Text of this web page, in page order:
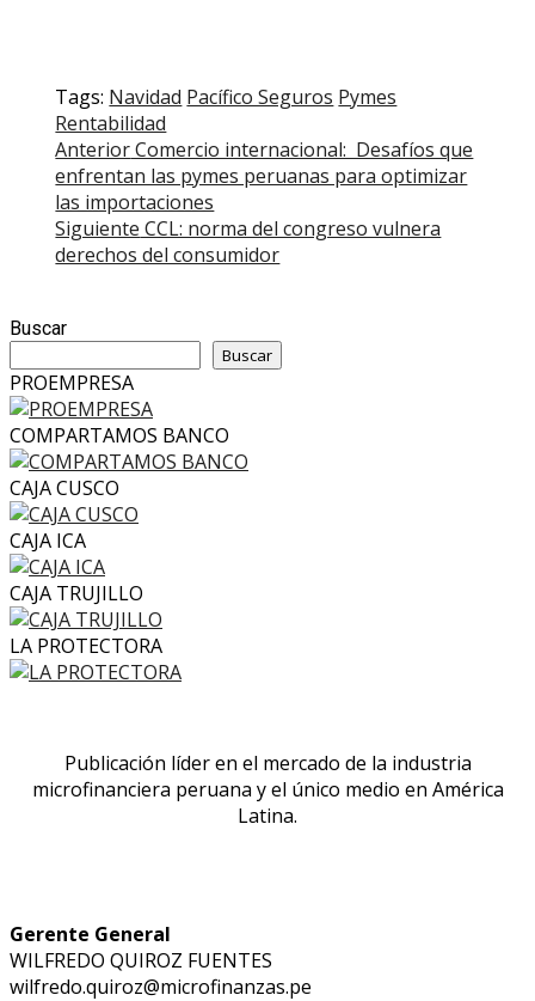
Tags: Navidad Pacífico Seguros Pymes
Rentabilidad
Post
navigation
AnteriorComercio internacional: Desafíos que
enfrentan las pymes peruanas para optimizar
las importaciones
Siguiente CCL: norma del congreso vulnera
derechos del consumidor
Buscar
Buscar
PROEMPRESA
COMPARTAMOS BANCO
CAJA CUSCO
CAJA ICA
CAJA TRUJILLO
LA PROTECTORA
Publicación líder en el mercado de la industria
microfinanciera peruana y el único medio en América
Latina.
Gerente General
WILFREDO QUIROZ FUENTES
wilfredo.quiroz@microfinanzas.pe